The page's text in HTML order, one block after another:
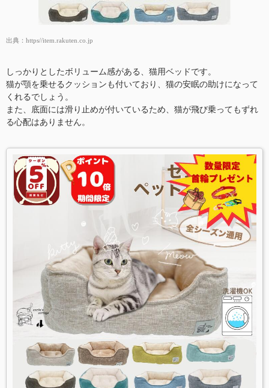
出典： https//item.rakuten.co.jp
しっかりとしたボリューム感がある、猫用ベッドです。
猫が顎を乗せるクッションも付いており、猫の安眠の助けになって
くれるでしょう。
また、底面には滑り止めが付いているため、猫が飛び乗ってもずれ
る心配はありません。